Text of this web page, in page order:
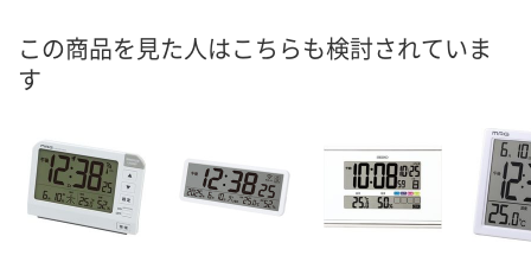
この商品を見た人はこちらも検討されていま
す